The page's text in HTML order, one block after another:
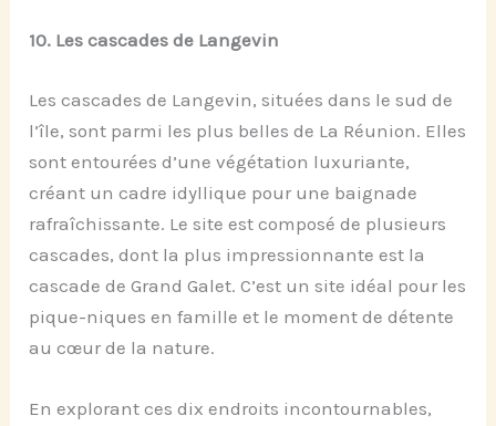
10. Lescascades de Langevin
Les cascades de Langevin, situées dans le sud de
l’île, sont parmi les plus belles de La Réunion. Elles
sont entourées d’une végétation luxuriante,
créant un cadre idyllique pour une baignade
rafraîchissante. Le site est composé de plusieurs
cascades, dont la plus impressionnante est la
cascade de Grand Galet. C’est un site idéal pour les
pique-niques en famille et le moment de détente
au cœur de la nature.
En explorant ces dix endroits incontournables,